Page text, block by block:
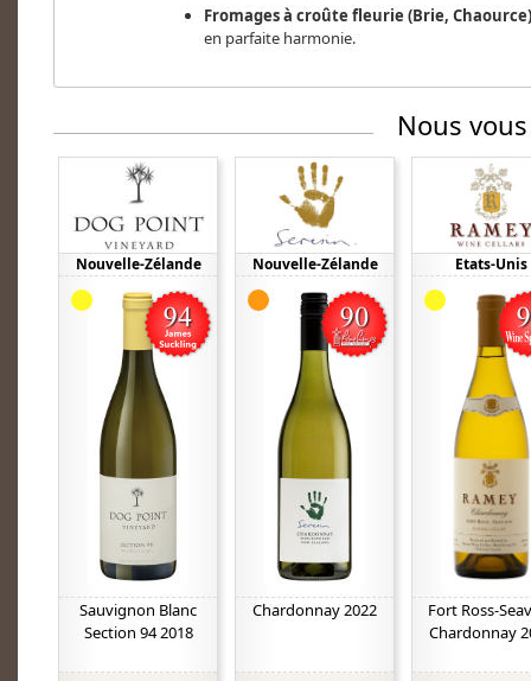
Fromages à croûte fleurie (Brie, Chaource)
en parfaite harmonie.
Nous
Nouvelle-Zélande
Sauvignon Blanc
Section 94 2018
Nouvelle-Zélande
Chardonnay 2022
Etats-Unis
Fort Ross-
Chardonnay